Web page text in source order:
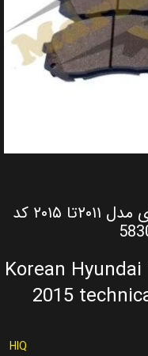
لنت عقب هیوندای توسان کره‌ای مدل ۲۰۱۱تا ۲۰۱۵ کد
Korean
2015
HIQ